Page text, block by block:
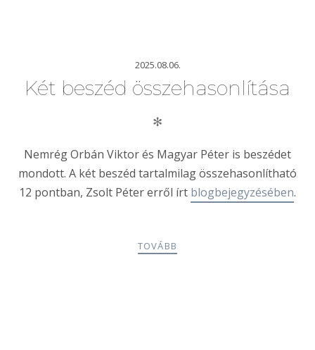
2025.08.06.
Két beszéd összehasonlítása
✻
Nemrég Orbán Viktor és Magyar Péter is beszédet
mondott. A két beszéd tartalmilag összehasonlítható
12 pontban, Zsolt Péter erről írt blogbejegyzésében.
TOVÁBB